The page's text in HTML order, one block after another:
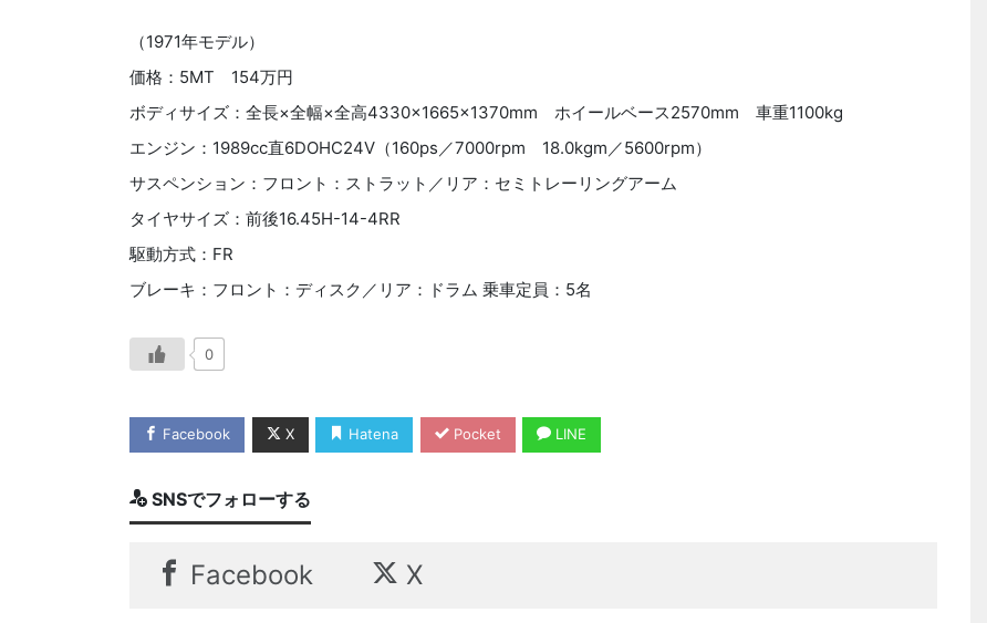
（1971年モデル）
価格：5MT 154万円
ボディサイズ：全長×全幅×全高4330×1665×1370mm ホイールベース2570mm 車重1100kg
エンジン：1989cc直6DOHC24V（160ps／7000rpm 18.0kgm／5600rpm）
サスペンション：フロント：ストラット／リア：セミトレーリングアーム
タイヤサイズ：前後16.45H-14-4RR
駆動方式：FR
ブレーキ：フロント：ディスク／リア：ドラム 乗車定員：5名
0
Facebook X Hatena Pocket LINE
SNSでフォローする
Facebook X